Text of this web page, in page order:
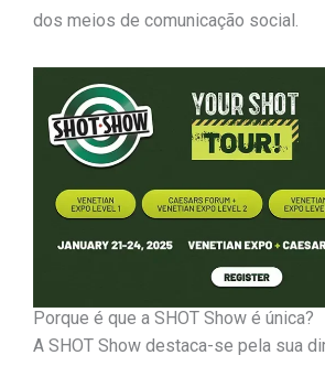
dos meios de comunicação social.
Porque é que a SHOT Show é única?
A SHOT Show destaca-se pela sua